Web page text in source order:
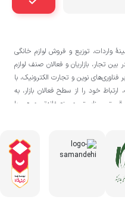
واردات، توزيع و فروش لوازم خانگی
تجار، بازاريان و فعالان صنف لوازم
نوين و تجارت الكترونيک، با
خود را از سطح فعالان بازار، به
مناسبتر و منصفانه‌تر و هم با
عزیز در اقصی نقاط ميهنمان باشد.
قبلی از طریق سایت و انتخاب زمان،